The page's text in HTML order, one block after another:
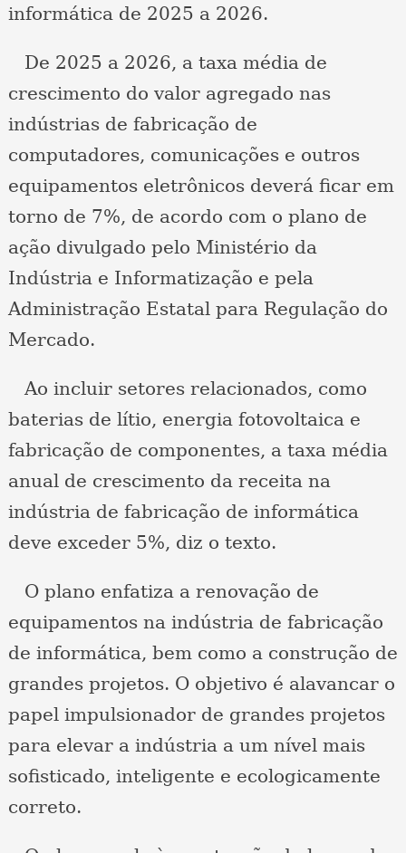
informática de 2025 a 2026.
De 2025 a 2026, a taxa média de
crescimento do valor agregado nas
indústrias de fabricação de
computadores, comunicações e outros
equipamentos eletrônicos deverá ficar em
torno de 7%, de acordo com o plano de
ação divulgado pelo Ministério da
Indústria e Informatização e pela
Administração Estatal para Regulação do
Mercado.
Ao incluir setores relacionados, como
baterias de lítio, energia fotovoltaica e
fabricação de componentes, a taxa média
anual de crescimento da receita na
indústria de fabricação de informática
deve exceder 5%, diz o texto.
O plano enfatiza a renovação de
equipamentos na indústria de fabricação
de informática, bem como a construção de
grandes projetos. O objetivo é alavancar o
papel impulsionador de grandes projetos
para elevar a indústria a um nível mais
sofisticado, inteligente e ecologicamente
correto.